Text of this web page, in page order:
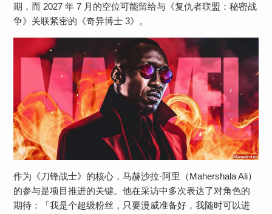
期，而 2027 年 7 月的空位可能留给与《复仇者联盟：秘密战
争》关联紧密的《奇异博士 3》。
作为《刀锋战士》的核心，马赫沙拉·阿里（Mahershala Ali）
的参与是项目推进的关键。他在采访中多次表达了对角色的
期待：「我是个超级粉丝，只要漫威准备好，我随时可以进